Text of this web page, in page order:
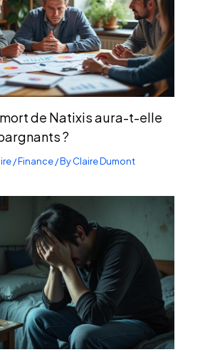
de Natixis aura-t-elle
?
/Finance/ ByClaire Dumont